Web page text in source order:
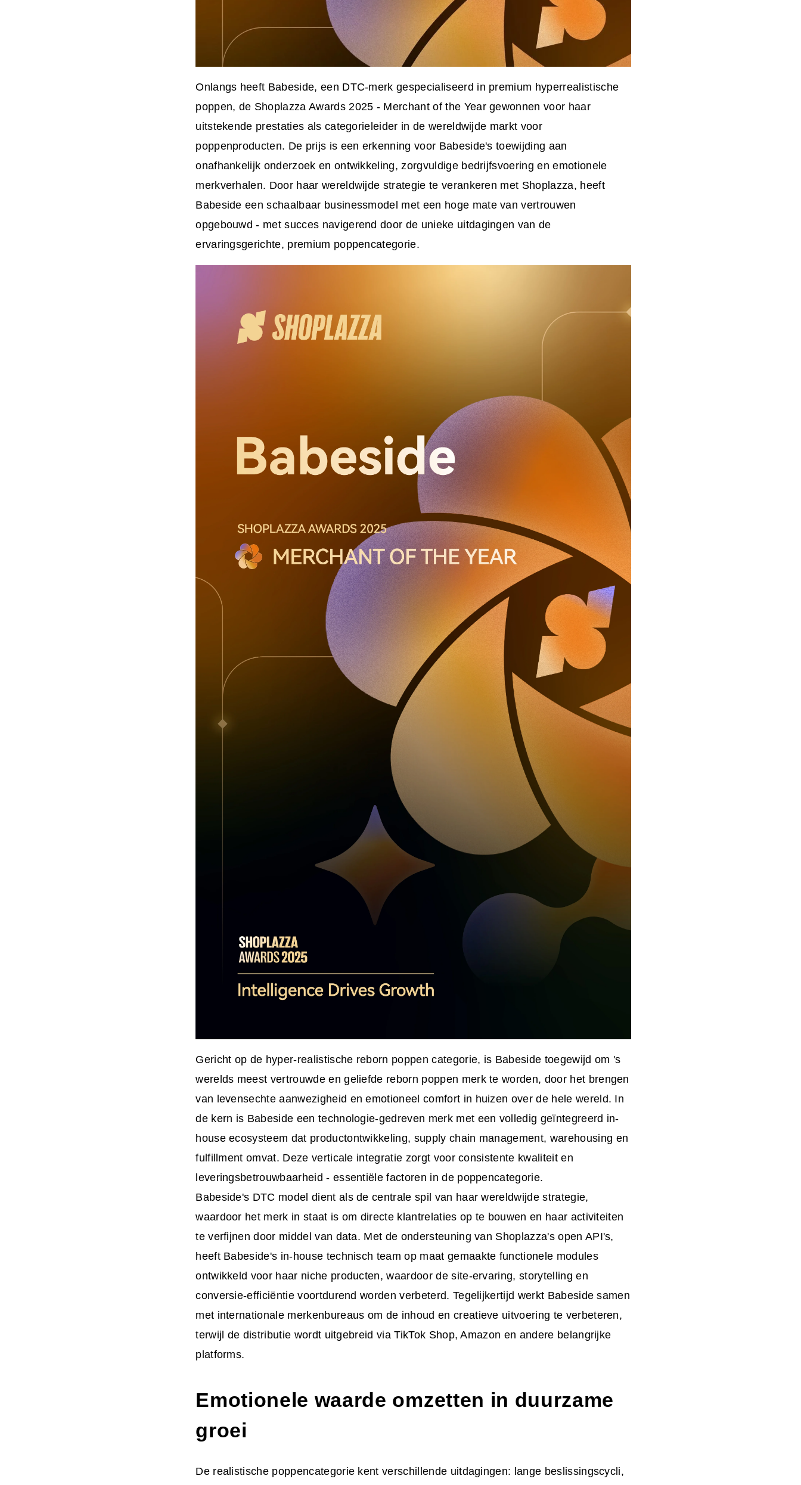
Onlangs heeft Babeside, een DTC-merk gespecialiseerd in premium hyperrealistische
poppen, de Shoplazza Awards 2025 - Merchant of the Year gewonnen voor haar
uitstekende prestaties als categorieleider in de wereldwijde markt voor
poppenproducten. De prijs is een erkenning voor Babeside's toewijding aan
onafhankelijk onderzoek en ontwikkeling, zorgvuldige bedrijfsvoering en emotionele
merkverhalen. Door haar wereldwijde strategie te verankeren met Shoplazza, heeft
Babeside een schaalbaar businessmodel met een hoge mate van vertrouwen
opgebouwd - met succes navigerend door de unieke uitdagingen van de
ervaringsgerichte, premium poppencategorie.
Gericht op de hyper-realistische reborn poppen categorie, is Babeside toegewijd om 's
werelds meest vertrouwde en geliefde reborn poppen merk te worden, door het brengen
van levensechte aanwezigheid en emotioneel comfort in huizen over de hele wereld. In
de kern is Babeside een technologie-gedreven merk met een volledig geïntegreerd in-
house ecosysteem dat productontwikkeling, supply chain management, warehousing en
fulfillment omvat. Deze verticale integratie zorgt voor consistente kwaliteit en
leveringsbetrouwbaarheid - essentiële factoren in de poppencategorie.
Babeside's DTC model dient als de centrale spil van haar wereldwijde strategie,
waardoor het merk in staat is om directe klantrelaties op te bouwen en haar activiteiten
te verfijnen door middel van data. Met de ondersteuning van Shoplazza's open API's,
heeft Babeside's in-house technisch team op maat gemaakte functionele modules
ontwikkeld voor haar niche producten, waardoor de site-ervaring, storytelling en
conversie-efficiëntie voortdurend worden verbeterd. Tegelijkertijd werkt Babeside samen
met internationale merkenbureaus om de inhoud en creatieve uitvoering te verbeteren,
terwijl de distributie wordt uitgebreid via TikTok Shop, Amazon en andere belangrijke
platforms.
Emotionele waarde omzetten in duurzame
groei
De realistische poppencategorie kent verschillende uitdagingen: lange beslissingscycli,